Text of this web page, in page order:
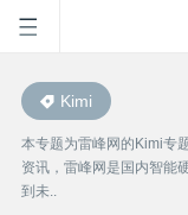
首
页
Kimi
本专题为雷峰网的Kimi专
资讯，雷峰网是国内智能
到未..